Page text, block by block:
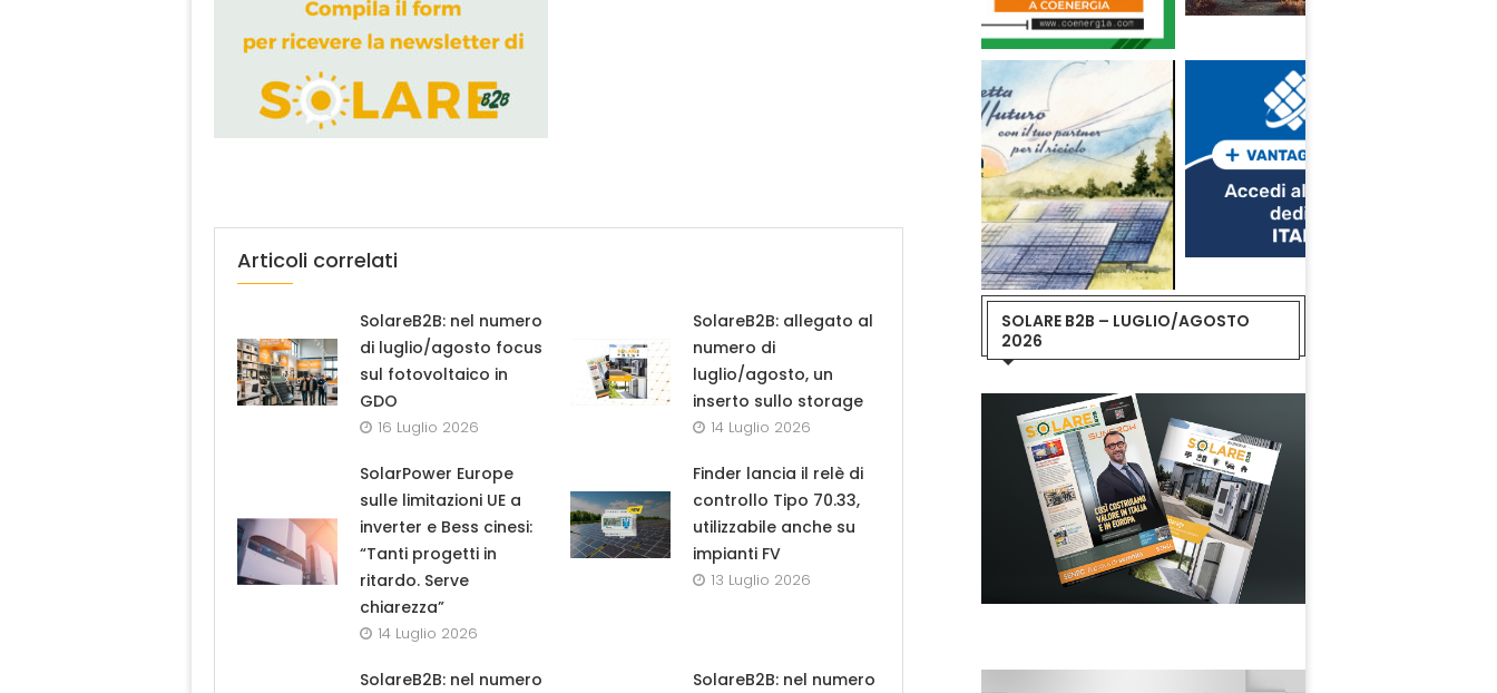
Articoli correlati
SolareB2B: nel numero
di luglio/agosto focus
sul fotovoltaico in
GDO
16 Luglio 2026
SolareB2B: allegato al
numero di
luglio/agosto, un
inserto sullo storage
14 Luglio 2026
SolarPower Europe
sulle limitazioni UE a
inverter e Bess cinesi:
“Tanti progetti in
ritardo. Serve
chiarezza”
14 Luglio 2026
Finder lancia il relè di
controllo Tipo 70.33,
utilizzabile anche su
impianti FV
13 Luglio 2026
SolareB2B: nel numero
SolareB2B: nel numero
SOLARE B2B – LUGLIO/AGOSTO
2026